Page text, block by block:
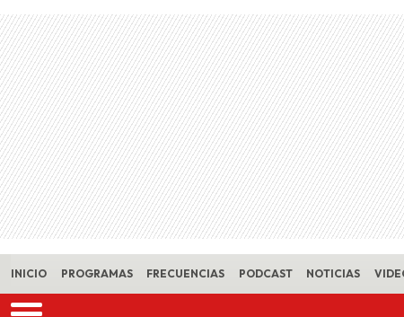
Skip to main content
INICIO PROGRAMAS FRECUENCIAS PODCAST NOTICIAS